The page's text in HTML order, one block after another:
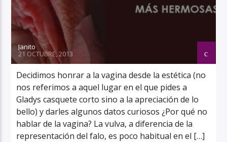
Janito
21 OCTUBRE, 2013
Decidimos honrar a la vagina desde la estética (no
nos referimos a aquel lugar en el que pides a
Gladys casquete corto sino a la apreciación de lo
bello) y darles algunos datos curiosos ¿Por qué no
hablar de la vagina? La vulva, a diferencia de la
representación del falo, es poco habitual en el […]